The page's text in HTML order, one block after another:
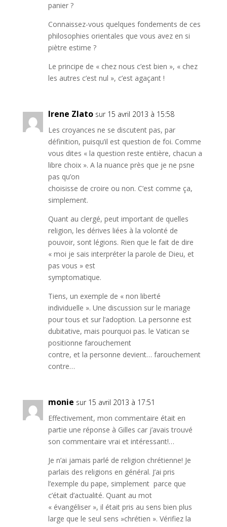
panier ?
Connaissez-vous quelques fondements de ces
philosophies orientales que vous avez en si
piètre estime ?
Le principe de « chez nous c’est bien », « chez
les autres c’est nul », c’est agaçant !
Irene Zlato sur 15 avril 2013 à 15:58
Les croyances ne se discutent pas, par
définition, puisqu’il est question de foi. Comme
vous dites « la question reste entière, chacun a
libre choix ». A la nuance près que je ne psne
pas qu’on
choisisse de croire ou non. C’est comme ça,
simplement.
Quant au clergé, peut important de quelles
religion, les dérives liées à la volonté de
pouvoir, sont légions. Rien que le fait de dire
« moi je sais interpréter la parole de Dieu, et
pas vous » est
symptomatique.
Tiens, un exemple de « non liberté
individuelle ». Une discussion sur le mariage
pour tous et sur l’adoption. La personne est
dubitative, mais pourquoi pas. le Vatican se
positionne farouchement
contre, et la personne devient… farouchement
contre…
monie sur 15 avril 2013 à 17:51
Effectivement, mon commentaire était en
partie une réponse à Gilles car j’avais trouvé
son commentaire vrai et intéressant!…
Je n’ai jamais parlé de religion chrétienne! Je
parlais des religions en général. J’ai pris
l’exemple du pape, simplement parce que
c’était d’actualité. Quant au mot
« évangéliser », il était pris au sens bien plus
large que le seul sens »chrétien ». Vérifiez la